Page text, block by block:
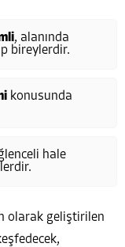
, alanında
bireylerdir.
konusunda
hale
olarak geliştirilen